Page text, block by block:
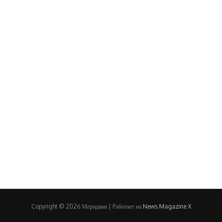
Copyright © 2026 Меридиан | Работает на News Magazine X